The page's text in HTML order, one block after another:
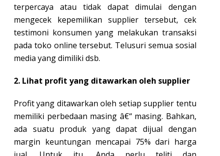
terpercaya atau tidak dapat dimulai dengan
mengecek kepemilikan supplier tersebut, cek
testimoni konsumen yang melakukan transaksi
pada toko online tersebut. Telusuri semua sosial
media yang dimiliki dsb.
2. Lihat profit yang ditawarkan oleh supplier
Profit yang ditawarkan oleh setiap supplier tentu
memiliki perbedaan masing â€“ masing. Bahkan,
ada suatu produk yang dapat dijual dengan
margin keuntungan mencapai 75% dari harga